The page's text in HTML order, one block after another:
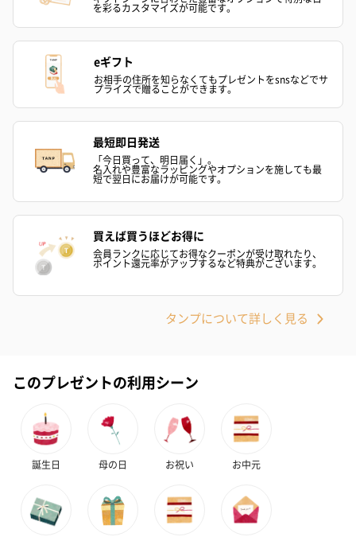
を彩るカスタマイズが可能です。
eギフト
お相手の住所を知らなくてもプレゼントをsnsなどでサ
プライズで贈ることができます。
最短即日発送
「今日買って、明日届く」。
名入れや豊富なラッピングやオプションを施しても最
短で翌日にお届けが可能です。
買えば買うほどお得に
会員ランクに応じてお得なクーポンが受け取れたり、
ポイント還元率がアップするなど特典がございます。
タンプについて詳しく見る
このプレゼントの利用シーン
誕生日 母の日 お祝い お中元